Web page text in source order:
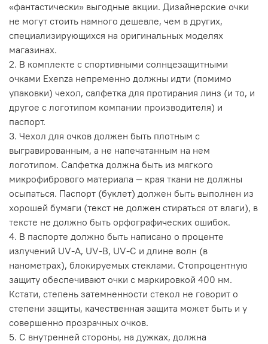
«фантастически» выгодные акции. Дизайнерские очки
не могут стоить намного дешевле, чем в других,
специализирующихся на оригинальных моделях
магазинах.
2. В комплекте с спортивными солнцезащитными
очками Exenza непременно должны идти (помимо
упаковки) чехол, салфетка для протирания линз (и то, и
другое с логотипом компании производителя) и
паспорт.
3. Чехол для очков должен быть плотным с
выгравированным, а не напечатанным на нем
логотипом. Салфетка должна быть из мягкого
микрофибрового материала — края ткани не должны
осыпаться. Паспорт (буклет) должен быть выполнен из
хорошей бумаги (текст не должен стираться от влаги), в
тексте не должно быть орфографических ошибок.
4. В паспорте должно быть написано о проценте
излучений UV-A, UV-B, UV-C и длине волн (в
нанометрах), блокируемых стеклами. Стопроцентную
защиту обеспечивают очки с маркировкой 400 нм.
Кстати, степень затемненности стекол не говорит о
степени защиты, качественная защита может быть и у
совершенно прозрачных очков.
5. С внутренней стороны, на дужках, должна